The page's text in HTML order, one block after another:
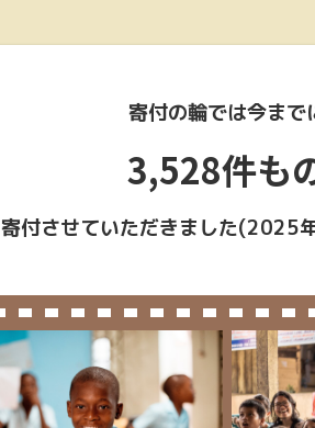
寄付の輪では今まで
3,528件も
寄付させていただきました(2025